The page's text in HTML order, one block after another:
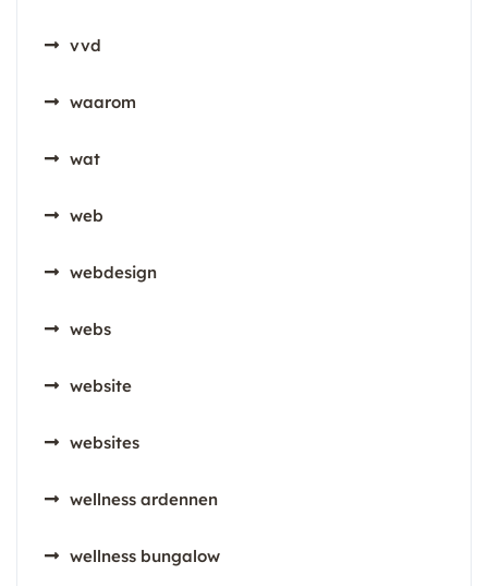
vvd
waarom
wat
web
webdesign
webs
website
websites
wellness ardennen
wellness bungalow